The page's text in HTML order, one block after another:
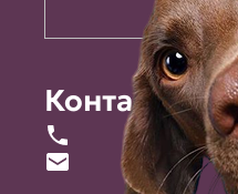
Контакты